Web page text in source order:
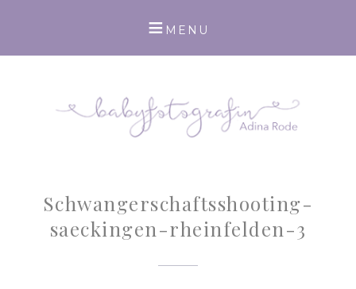
Schwangerschaftsshooting-
saeckingen-rheinfelden-3